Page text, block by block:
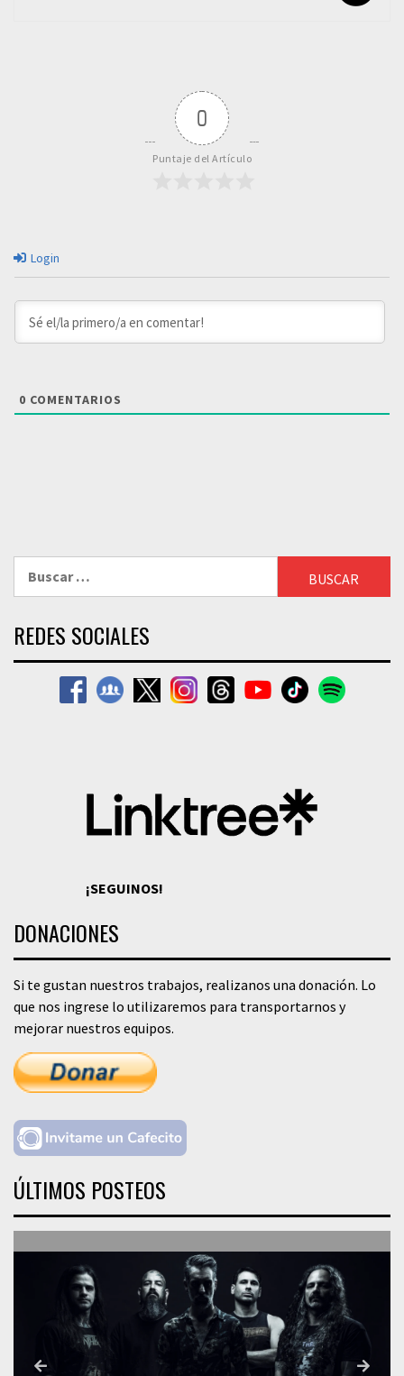
0
Puntaje del Artículo
Login
0 COMENTARIOS
REDES SOCIALES
¡SEGUINOS!
DONACIONES
Si te gustan nuestros trabajos, realizanos una donación. Lo
que nos ingrese lo utilizaremos para transportarnos y
mejorar nuestros equipos.
ÚLTIMOS POSTEOS